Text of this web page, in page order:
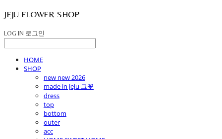
JEJU FLOWER SHOP
LOG IN 로그인
HOME
SHOP
new new 2026
made in jeju 그꽃
dress
top
bottom
outer
acc